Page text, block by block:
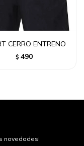
CERRO ENTRENO
$ 490
novedades!